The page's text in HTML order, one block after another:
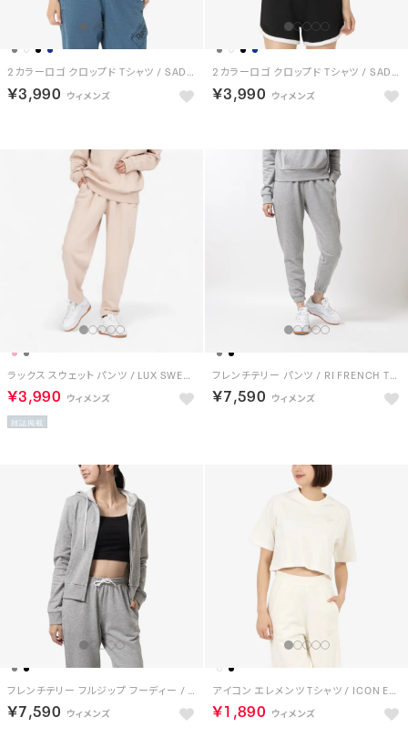
2カラーロゴ クロップド Tシャツ / SADIE 2 COLOUR LOGO CRW CROPPED SS TEE （ブラック）
￥3,990
2カラーロゴ クロップド Tシャツ / SADIE 2 COLOUR LOGO CRW CROPPED SS TEE （ホワイト）
￥3,990
ラックス スウェット パンツ / LUX SWEAT PANT （ペールピンク）
￥3,990
雑誌掲載
フレンチテリー パンツ / RI FRENCH TERRY PANT （ミディアムグレー）
￥7,590
フレンチテリー フルジップ フーディー / RI SL FRENCH TERRY FZ （ミディアムグレー）
￥7,590
アイコン エレメンツ Tシャツ / ICON ELEMENTS TEE （チョーク）
￥1,890